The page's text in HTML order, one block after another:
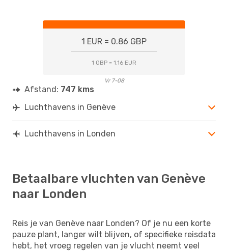
1 EUR = 0.86 GBP
1 GBP = 1.16 EUR
Vr 7-08
Afstand: 747 kms
Luchthavens in Genève
Luchthavens in Londen
Betaalbare vluchten van Genève
naar Londen
Reis je van Genève naar Londen? Of je nu een korte
pauze plant, langer wilt blijven, of specifieke reisdata
hebt, het vroeg regelen van je vlucht neemt veel